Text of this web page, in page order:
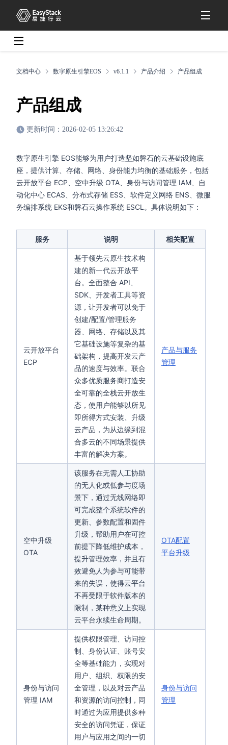
文档中心 数字原生引擎EOS v6.1.1 产品介绍 产品组成
产品组成
更新时间：2026-02-05 13:26:42
数字原生引擎 EOS能够为用户打造坚如磐石的云基础设施底
座，提供计算、存储、网络、身份能力均衡的基础服务，包括
云开放平台 ECP、空中升级 OTA、身份与访问管理 IAM、自
动化中心 ECAS、分布式存储 ESS、软件定义网络 ENS、微服
务编排系统 EKS和磐石云操作系统 ESCL。具体说明如下：
服务 说明 相关配置
云开放平台
ECP
基于领先云原生技术构
建的新⼀代云开放平
台。全⾯整合 API、
SDK、开发者⼯具等资
源，让开发者可以免于
创建/配置/管理服务
器、网络、存储以及其
它基础设施等复杂的基
础架构，提⾼开发云产
品的速度与效率。联合
众多优质服务商打造安
全可靠的全栈云开放生
态，使用户能够以所见
即所得方式安装、升级
云产品，为从边缘到混
合多云的不同场景提供
丰富的解决方案。
产品与服务
管理
空中升级
OTA
该服务在无需人工协助
的无人化或低参与度场
景下，通过无线网络即
可完成整个系统软件的
更新、参数配置和固件
升级，帮助用户在可控
前提下降低维护成本，
提升管理效率，并且有
效避免人为参与可能带
来的失误，使得云平台
不再受限于软件版本的
限制，某种意义上实现
云平台永续生命周期。
OTA配置
平台升级
身份与访问
管理 IAM
提供权限管理、访问控
制、身份认证、账号安
全等基础能力，实现对
用户、组织、权限的安
全管理，以及对云产品
和资源的访问控制，同
时通过为应用提供多种
安全的访问凭证，保证
用户与应用之间的一切
身份与访问
管理